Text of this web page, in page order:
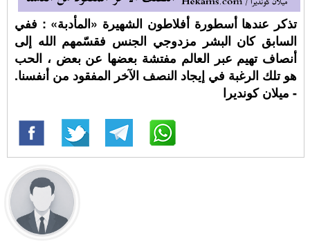
تذكر عندها أسطورة أفلاطون الشهيرة «المأدبة» : ففي
السابق كان البشر مزدوجي الجنس فقسّمهم الله إلى
أنصاف تهيم عبر العالم مفتشة بعضها عن بعض ، الحب
هو تلك الرغبة في إيجاد النصف الآخر المفقود من أنفسنا.
- ميلان كونديرا